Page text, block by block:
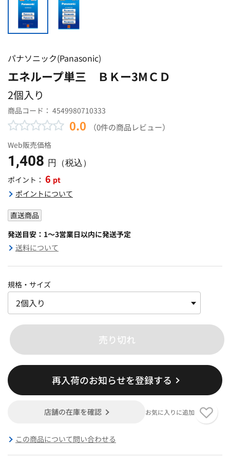
パナソニック(Panasonic)
エネループ単三 ＢＫー3МＣＤ
2個入り
商品コード： 4549980710333
0.0 （0件の商品レビュー）
Web販売価格
1,408 円（税込）
ポイント： 6 pt
ポイントについて
直送商品
発送目安：1～3営業日以内に発送予定
送料について
規格・サイズ
売り切れ
再入荷のお知らせを登録する
店舗の在庫を確認 お気に入りに追加
この商品について問い合わせる